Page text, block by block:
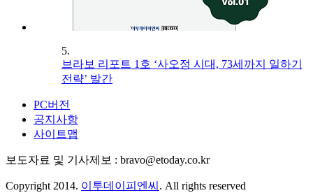
5.
브라보 리포트 1호 ‘사오정 시대, 73세까지 일하기
전략’ 발간
PC버전
공지사항
사이트맵
보도자료 및 기사제보 : bravo@etoday.co.kr
Copyright 2014. 이투데이피엔씨 . All rights reserved